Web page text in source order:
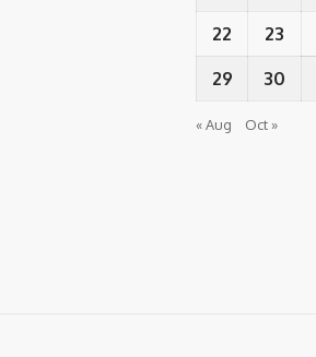
22 23
29 30
« Aug Oct »